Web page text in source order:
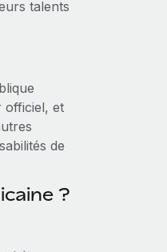
talents
officiel, et
de
?